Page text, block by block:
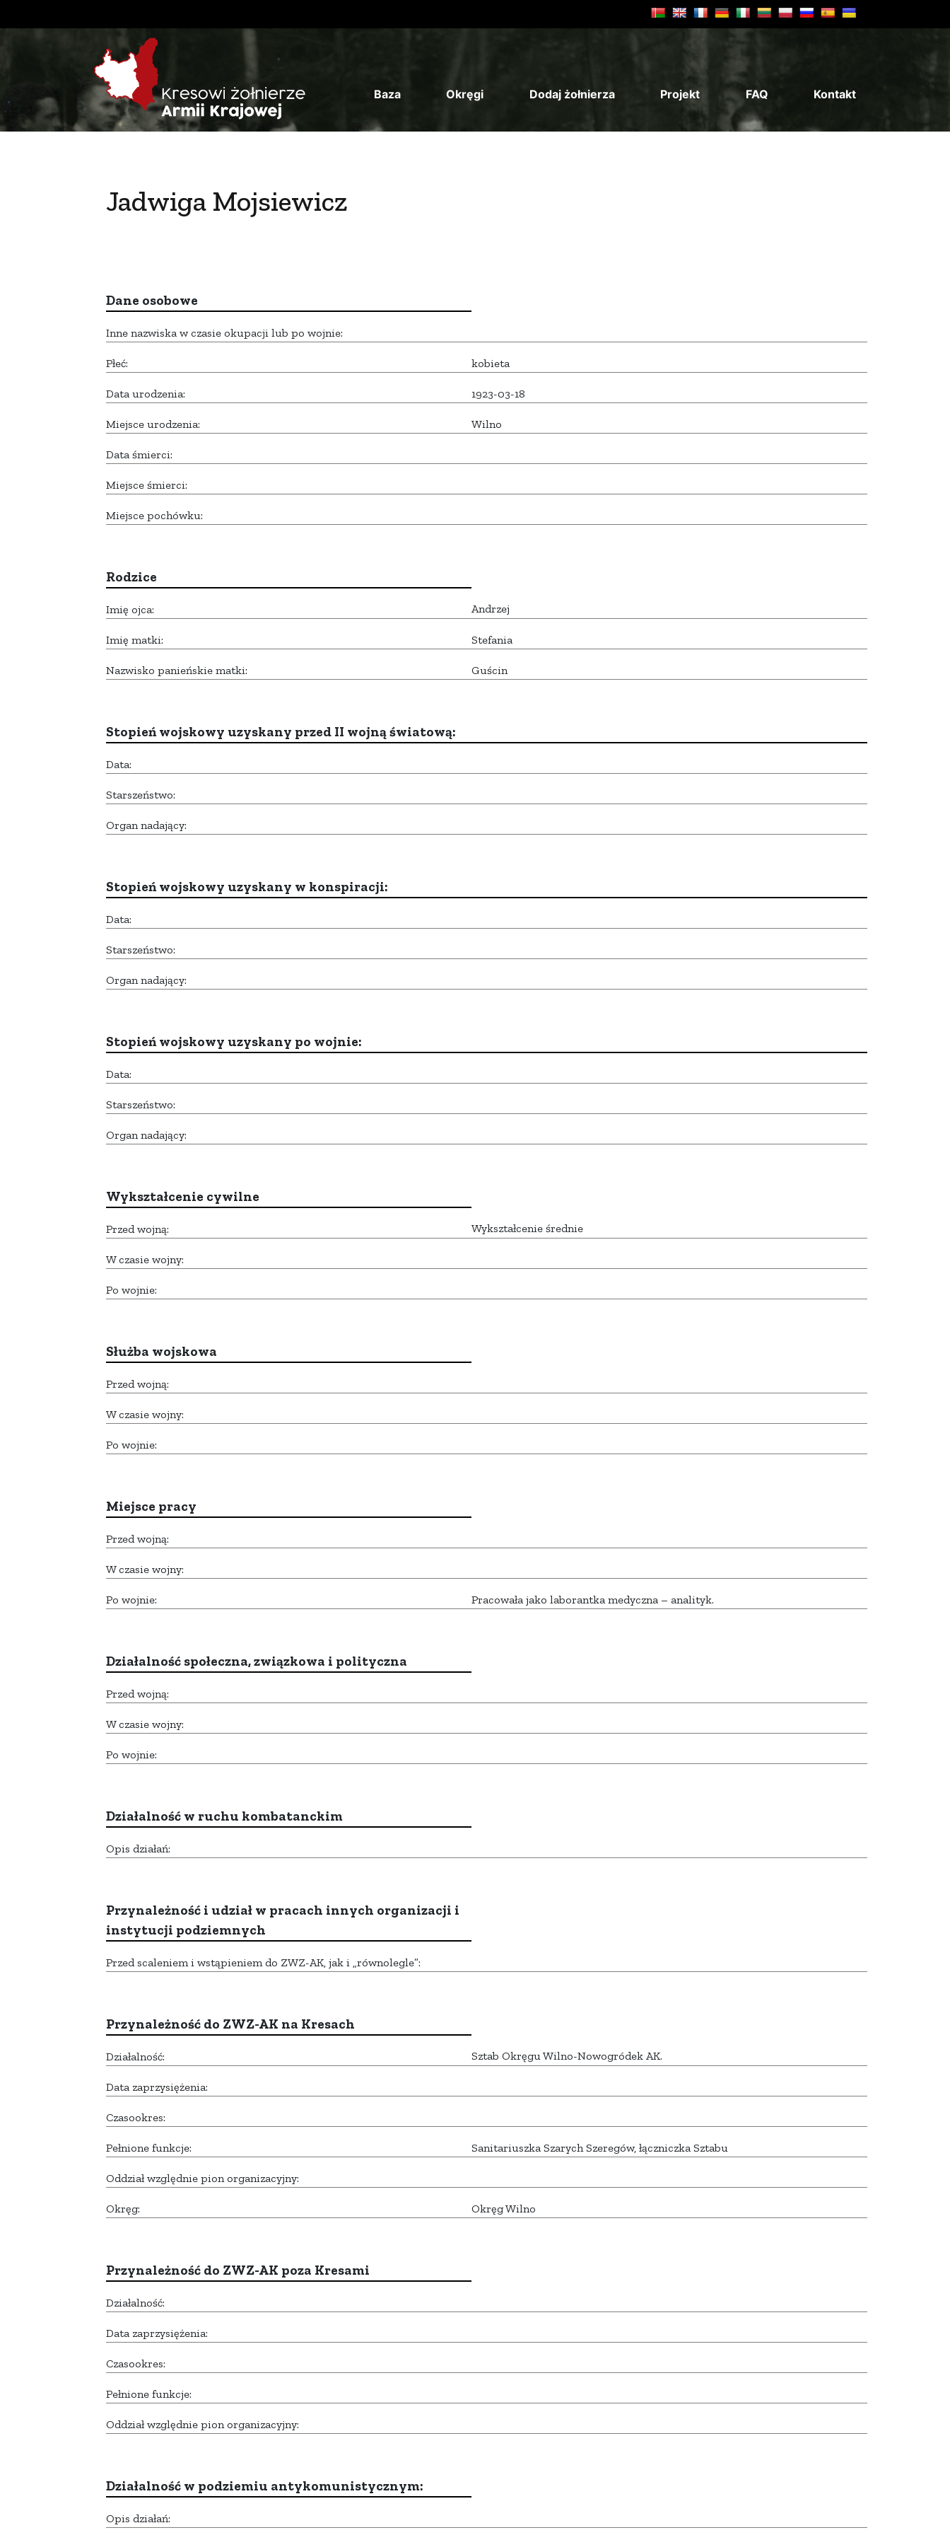
Baza Okręgi Dodaj żołnierza Projekt FAQ Kontakt
Jadwiga Mojsiewicz
Dane osobowe
Inne nazwiska w czasie okupacji lub po wojnie:
Płeć: kobieta
Data urodzenia: 1923-03-18
Miejsce urodzenia: Wilno
Data śmierci:
Miejsce śmierci:
Miejsce pochówku:
Rodzice
Imię ojca: Andrzej
Imię matki: Stefania
Nazwisko panieńskie matki: Guścin
Stopień wojskowy uzyskany przed II wojną światową:
Data:
Starszeństwo:
Organ nadający:
Stopień wojskowy uzyskany w konspiracji:
Data:
Starszeństwo:
Organ nadający:
Stopień wojskowy uzyskany po wojnie:
Data:
Starszeństwo:
Organ nadający:
Wykształcenie cywilne
Przed wojną: Wykształcenie średnie
W czasie wojny:
Po wojnie:
Służba wojskowa
Przed wojną:
W czasie wojny:
Po wojnie:
Miejsce pracy
Przed wojną:
W czasie wojny:
Po wojnie: Pracowała jako laborantka medyczna – analityk.
Działalność społeczna, związkowa i polityczna
Przed wojną:
W czasie wojny:
Po wojnie:
Działalność w ruchu kombatanckim
Opis działań:
Przynależność i udział w pracach innych organizacji i
instytucji podziemnych
Przed scaleniem i wstąpieniem do ZWZ-AK, jak i „równolegle”:
Przynależność do ZWZ-AK na Kresach
Działalność: Sztab Okręgu Wilno-Nowogródek AK.
Data zaprzysiężenia:
Czasookres:
Pełnione funkcje: Sanitariuszka Szarych Szeregów, łączniczka Sztabu
Oddział względnie pion organizacyjny:
Okręg: Okręg Wilno
Przynależność do ZWZ-AK poza Kresami
Działalność:
Data zaprzysiężenia:
Czasookres:
Pełnione funkcje:
Oddział względnie pion organizacyjny:
Działalność w podziemiu antykomunistycznym:
Opis działań: